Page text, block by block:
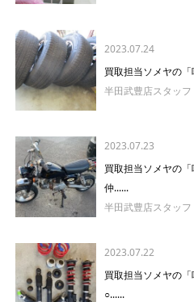
2023.07.24
買取担当ソメヤの「
半田武豊店スタッフ
2023.07.23
買取担当ソメヤの
仲......
半田武豊店スタッフ
2023.07.22
買取担当ソメヤの
○......